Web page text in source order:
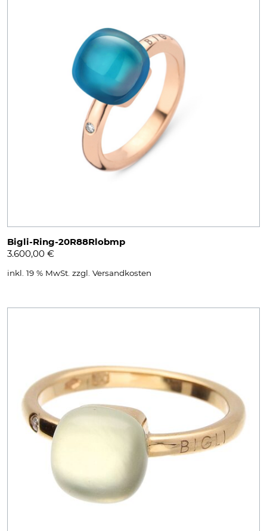
Bigli-Ring-20R88Rlobmp
3.600,00 €
inkl. 19 % MwSt. zzgl. Versandkosten